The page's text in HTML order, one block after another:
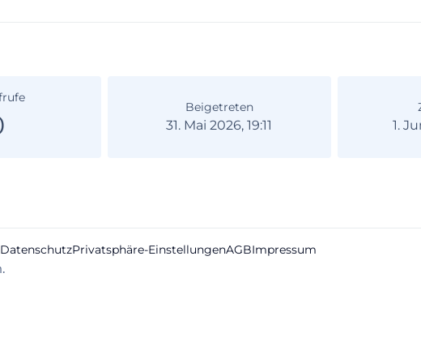
Beigetreten
31. Mai 2026, 19:11 1.
DatenschutzPrivatsphäre-EinstellungenAGBImpressum